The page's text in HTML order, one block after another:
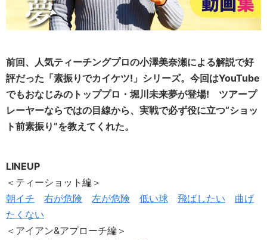
前回、人気ティーチングプロの小澤美奈瀬による解説で好
評だった「素振りでカイケツ!」シリーズ。今回はYouTube
でもおなじみのトッププロ・堀川未来夢が登場! ツアープ
レーヤーならではの目線から、実戦で必ず役に立つ“ショッ
ト前素振り”を教えてくれた。
LINEUP
＜ティーショット編＞
朝イチ
右が危険 左が危険 低い球 飛ばしたい
曲げ
たくない
＜アイアン&アプローチ編＞